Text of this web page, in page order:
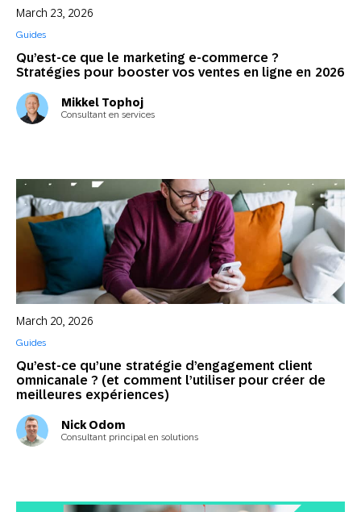
Qu’est-ce que le marketing e-commerce ?
Stratégies pour booster vos ventes en ligne en 2026
March 23, 2026
Guides
Mikkel Tophoj
Consultant en services
Qu’est-ce qu’une stratégie d’engagement client
omnicanale ? (et comment l’utiliser pour créer de
meilleures expériences)
March 20, 2026
Guides
Nick Odom
Consultant principal en solutions